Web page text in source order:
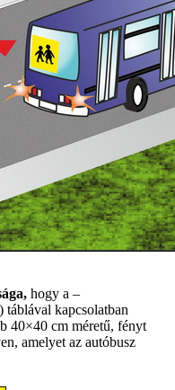
hogy a –
kapcsolatban
40×40 cm méretű, fényt
amelyet az autóbusz